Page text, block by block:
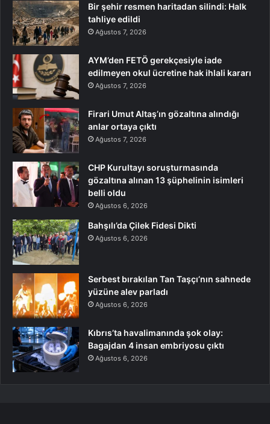
Bir şehir resmen haritadan silindi: Halk
tahliye edildi
Ağustos 7, 2026
AYM’den FETÖ gerekçesiyle iade
edilmeyen okul ücretine hak ihlali kararı
Ağustos 7, 2026
Firari Umut Altaş’ın gözaltına alındığı
anlar ortaya çıktı
Ağustos 7, 2026
CHP Kurultayı soruşturmasında
gözaltına alınan 13 şüphelinin isimleri
belli oldu
Ağustos 6, 2026
Bahşılı’da Çilek Fidesi Dikti
Ağustos 6, 2026
Serbest bırakılan Tan Taşçı’nın sahnede
yüzüne alev parladı
Ağustos 6, 2026
Kıbrıs’ta havalimanında şok olay:
Bagajdan 4 insan embriyosu çıktı
Ağustos 6, 2026